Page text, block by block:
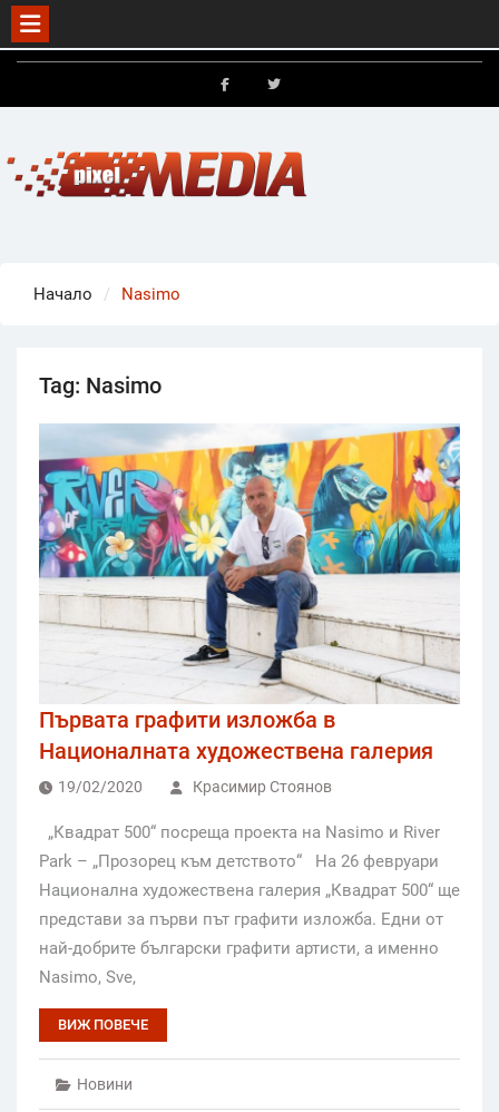
Skip
Начало Nasimo
Tag: Nasimo
Първата графити изложба в
Националната художествена галерия
19/02/2020 Красимир Стоянов
„Квадрат 500“ посреща проекта на Nasimo и River
Park – „Прозорец към детството“ На 26 февруари
Национална художествена галерия „Квадрат 500“ ще
представи за първи път графити изложба. Едни от
най-добрите български графити артисти, а именно
Nasimo, Sve,
ВИЖ ПОВЕЧЕ
Новини